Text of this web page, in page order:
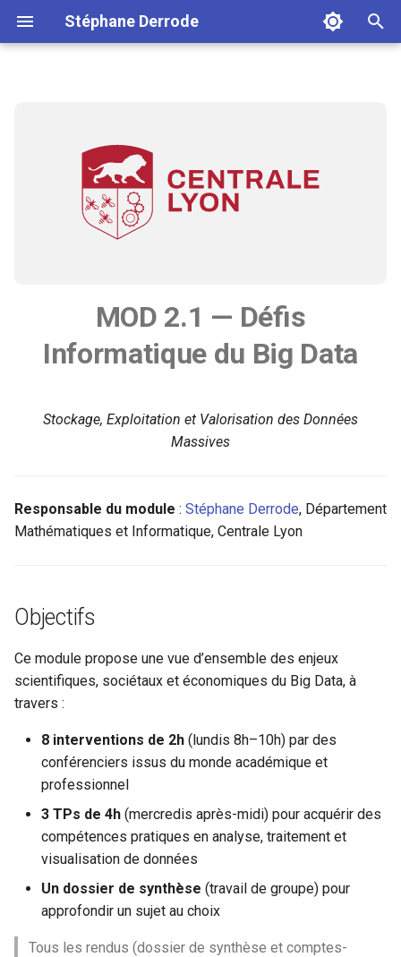
Stéphane Derrode
d
a
c
MOD 2.1 — Défis
Informatique du Big Data
Stockage, Exploitation et Valorisation des Données
Massives
Responsable du module : Stéphane Derrode, Département
Mathématiques et Informatique, Centrale Lyon
Objectifs
Ce module propose une vue d’ensemble des enjeux
scientifiques, sociétaux et économiques du Big Data, à
travers :
8 interventions de 2h (lundis 8h–10h) par des
conférenciers issus du monde académique et
professionnel
3 TPs de 4h (mercredis après-midi) pour acquérir des
compétences pratiques en analyse, traitement et
visualisation de données
Un dossier de synthèse (travail de groupe) pour
approfondir un sujet au choix
Tous les rendus (dossier de synthèse et comptes-